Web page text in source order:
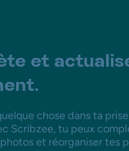
et
chose dans ta
Scribzee, tu peux
et réorganiser tes